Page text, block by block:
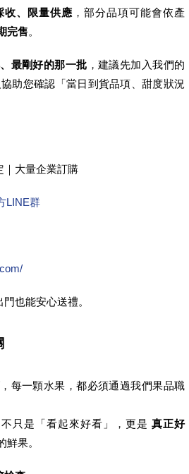
收、限量供應 ，部分品項可能會依產
完售。
最剛好的那一批 ，建議先加入我們的
協助您確認「當日到貨品項、甜度狀況
｜大量企業訂購
LINE群
也能安心送禮。
，每一顆水果，都必須通過我們果品職
只是「看起來好看」，更是 真正好
鮮果。